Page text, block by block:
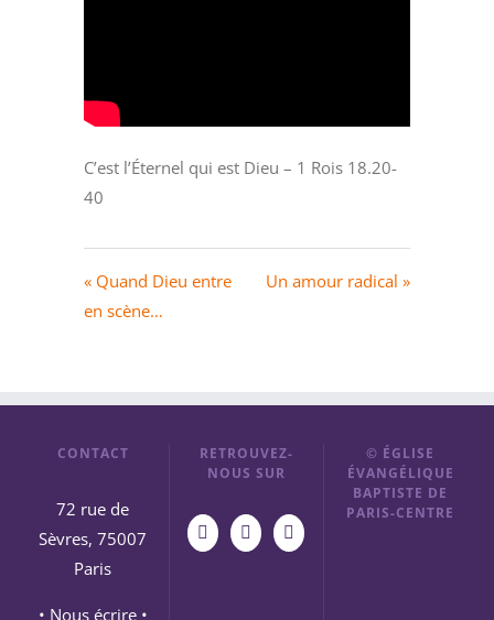
C’est l’Éternel qui est Dieu – 1 Rois 18.20-
40
« Quand Dieu entre
en scène…
Un amour radical »
CONTACT
72 rue de
Sèvres, 75007
Paris
• Nous écrire •
RETROUVEZ-
NOUS SUR
© ÉGLISE
ÉVANGÉLIQUE
BAPTISTE DE
PARIS-CENTRE